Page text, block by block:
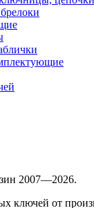
2007—2026.
ключей от